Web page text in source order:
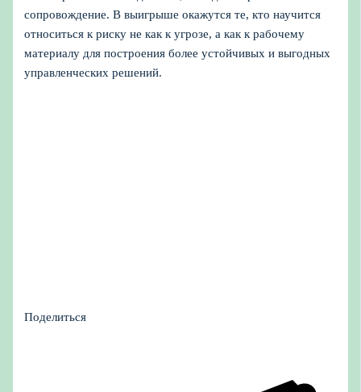
сопровождение. В выигрыше окажутся те, кто научится
относиться к риску не как к угрозе, а как к рабочему
материалу для построения более устойчивых и выгодных
управленческих решений.
Поделиться